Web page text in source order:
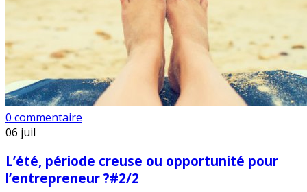
0 commentaire
06 juil
L’été, période creuse ou opportunité pour
l’entrepreneur ?#2/2